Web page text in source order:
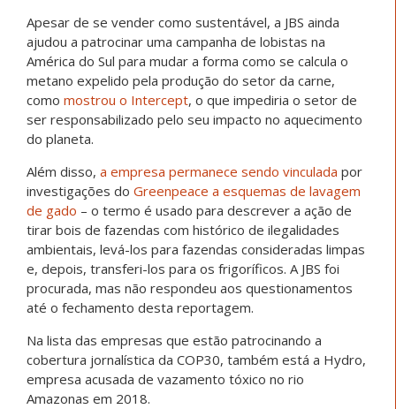
Apesar de se vender como sustentável, a JBS ainda
ajudou a patrocinar uma campanha de lobistas na
América do Sul para mudar a forma como se calcula o
metano expelido pela produção do setor da carne,
como mostrou o Intercept, o que impediria o setor de
ser responsabilizado pelo seu impacto no aquecimento
do planeta.
Além disso, a empresa permanece sendo vinculada por
investigações do Greenpeace a esquemas de lavagem
de gado – o termo é usado para descrever a ação de
tirar bois de fazendas com histórico de ilegalidades
ambientais, levá-los para fazendas consideradas limpas
e, depois, transferi-los para os frigoríficos. A JBS foi
procurada, mas não respondeu aos questionamentos
até o fechamento desta reportagem.
Na lista das empresas que estão patrocinando a
cobertura jornalística da COP30, também está a Hydro,
empresa acusada de vazamento tóxico no rio
Amazonas em 2018.